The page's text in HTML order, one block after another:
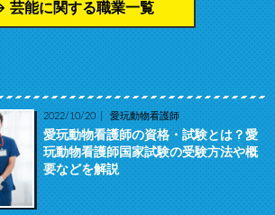
芸能に関する職業一覧
2022/10/20 愛玩動物看護師
愛玩動物看護師の資格・試験とは？愛
玩動物看護師国家試験の受験方法や概
要などを解説